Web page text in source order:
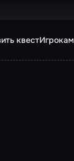
квестИгрокам